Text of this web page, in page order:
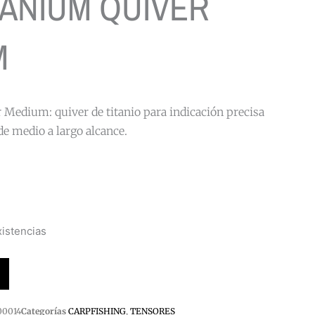
quiver de titanio para indicación precisa
medio a largo alcance.
Categorías CARPFISHING, TENSORES